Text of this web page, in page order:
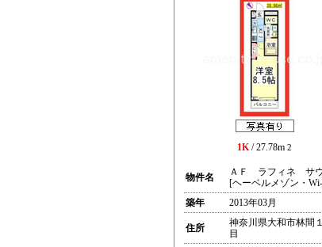
1K/ 27.78m 2
物件名
ＡＦ ラフィネ サ
[ヘーベルメゾン・
築年
2013年03月
住所
神奈川県大和市林間
目